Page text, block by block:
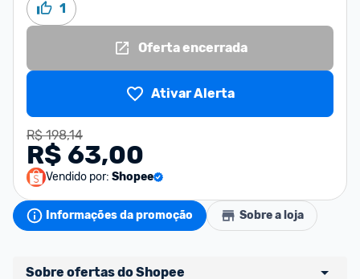
1
Oferta encerrada
Ativar Alerta
R$ 198,14
R$ 63,00
Vendido por: Shopee
Informações da promoção Sobre a loja
Sobre ofertas do Shopee